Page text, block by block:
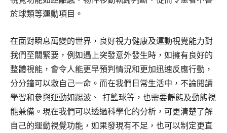
於球類等運動項目。
在面對瞬息萬變的世界，良好視力健康及運動視覺能力對
我們至關緊要，例如遇上突發意外發生時，如擁有良好的
整體視能，會令人能更早預判情況和更加迅速反應行動，
分分鐘可以救自己一命。而在我們日常生活中，不論閱讀
學習和參與運動如踢波、 打籃球等，也需要靜態及動態視
能兼備。現在我們可以透過科學化的分析，可更清楚了解
自己的運動視覺功能，如果發現有不足，也可以制定更直